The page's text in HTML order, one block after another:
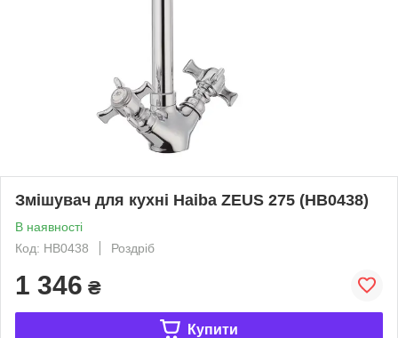
Змішувач для кухні Haiba ZEUS 275 (HB0438)
В наявності
Код: HB0438
Роздріб
1 346 ₴
Купити